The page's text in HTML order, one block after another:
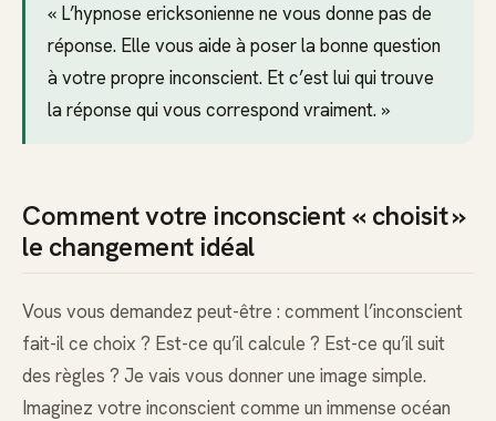
« L’hypnose ericksonienne ne vous donne pas de
réponse. Elle vous aide à poser la bonne question
à votre propre inconscient. Et c’est lui qui trouve
la réponse qui vous correspond vraiment. »
Comment votre inconscient « choisit »
le changement idéal
Vous vous demandez peut-être : comment l’inconscient
fait-il ce choix ? Est-ce qu’il calcule ? Est-ce qu’il suit
des règles ? Je vais vous donner une image simple.
Imaginez votre inconscient comme un immense océan